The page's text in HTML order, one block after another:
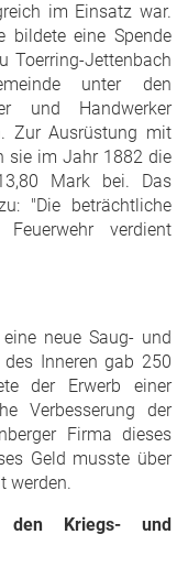
im Einsatz war.
bildete eine Spende
Toerring-Jettenbach
unter den
und Handwerker
Zur Ausrüstung mit
sie im Jahr 1882 die
Mark bei. Das
"Die beträchtliche
verdient
neue Saug- und
Inneren gab 250
der Erwerb einer
Verbesserung der
Firma dieses
Geld musste über
werden.
Kriegs- und